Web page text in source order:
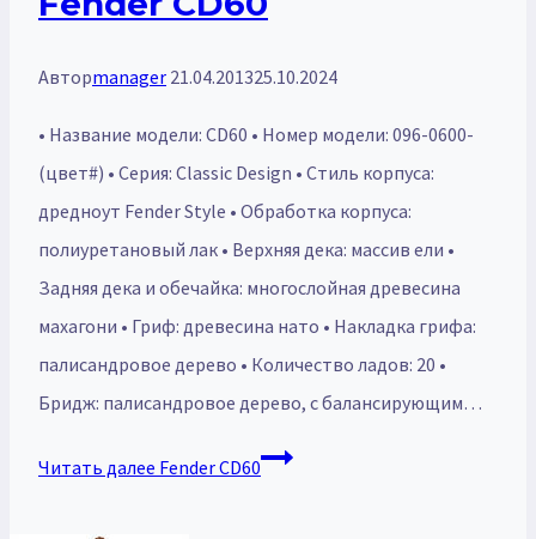
Авторmanager 21.04.201325.10.2024
• Название модели: CD60 • Номер модели: 096-0600-
(цвет#) • Серия: Classic Design • Стиль корпуса:
дредноут Fender Style • Обработка корпуса:
полиуретановый лак • Верхняя дека: массив ели •
Задняя дека и обечайка: многослойная древесина
махагони • Гриф: древесина нато • Накладка грифа:
палисандровое дерево • Количество ладов: 20 •
Бридж: палисандровое дерево, с балансирующим…
Читать далее Fender CD60